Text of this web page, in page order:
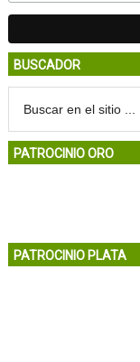
BUSCADOR
PATROCINIO ORO
PATROCINIO PLATA